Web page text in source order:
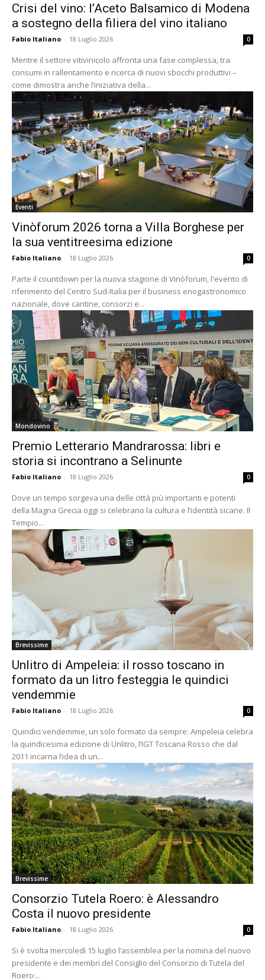
Crisi del vino: l’Aceto Balsamico di Modena
a sostegno della filiera del vino italiano
Fabio Italiano - 18 Luglio 2026 0
Mentre il settore vitivinicolo affronta una fase complessa, tra
consumi in rallentamento e ricerca di nuovi sbocchi produttivi –
come dimostra anche l’iniziativa della...
Eventi
Vinòforum 2026 torna a Villa Borghese per
la sua ventitreesima edizione
Fabio Italiano - 18 Luglio 2026 0
Parte il countdown per la nuova stagione di Vinòforum, l'evento di
riferimento del Centro Sud-Italia per il business enogastronomico
nazionale, dove cantine, consorzi e...
Mondovino
Premio Letterario Mandrarossa: libri e
storia si incontrano a Selinunte
Fabio Italiano - 18 Luglio 2026 0
Dove un tempo sorgeva una delle città più importanti e potenti
della Magna Grecia oggi si celebrano la cultura e l’identità sicane. Il
Tempio...
Brevissime
Unlitro di Ampeleia: il rosso toscano in
formato da un litro festeggia le quindici
vendemmie
Fabio Italiano - 18 Luglio 2026 0
Quindici vendemmie, un solo formato da sempre: Ampeleia celebra
la quindicesima edizione di Unlitro, l’IGT Toscana Rosso che dal
2011 incarna l’idea di un...
Brevissime
Consorzio Tutela Roero: è Alessandro
Costa il nuovo presidente
Fabio Italiano - 18 Luglio 2026 0
Si è svolta mercoledì 15 luglio l’assemblea per la nomina del nuovo
presidente e dei membri del Consiglio del Consorzio di Tutela del
Roero:...